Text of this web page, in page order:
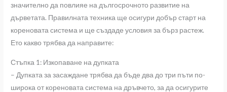
значително да повлияе на дългосрочното развитие на
дърветата. Правилната техника ще осигури добър старт на
кореновата система и ще създаде условия за бърз растеж.
Ето какво трябва да направите:
Стъпка 1: Изкопаване на дупката
– Дупката за засаждане трябва да бъде два до три пъти по-
широка от кореновата система на дръвчето, за да осигурите